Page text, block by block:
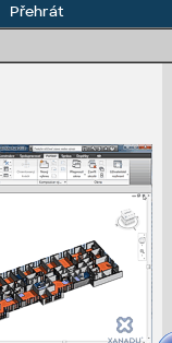
Přehrát